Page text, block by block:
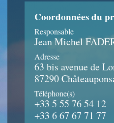
Coordonnées du
Responsable
Jean Michel
Adresse
63 bis avenue de
87290
Téléphone(s)
+33 5 55 76 54 12
+33 6 67 67 71 77